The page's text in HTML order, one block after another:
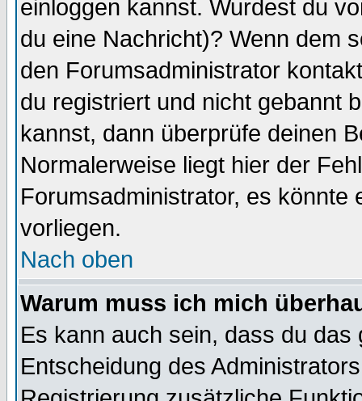
einloggen kannst. Wurdest du
du eine Nachricht)? Wenn dem
den Forumsadministrator
du registriert und nicht gebannt
kannst, dann überprüfe deinen
Normalerweise liegt hier der
Forumsadministrator, es könnte
vorliegen.
Nach oben
Warum muss ich mich
Es kann auch sein, dass du
Entscheidung des